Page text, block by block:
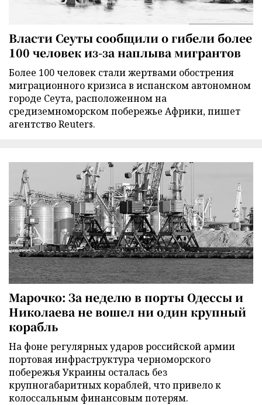
Власти Сеуты сообщили о гибели более
100 человек из-за наплыва мигрантов
Более 100 человек стали жертвами обострения
миграционного кризиса в испанском автономном
городе Сеута, расположенном на
средиземноморском побережье Африки, пишет
агентство Reuters.
Марочко: За неделю в порты Одессы и
Николаева не вошел ни один крупный
корабль
На фоне регулярных ударов российской армии
портовая инфраструктура черноморского
побережья Украины осталась без
крупногабаритных кораблей, что привело к
колоссальным финансовым потерям.